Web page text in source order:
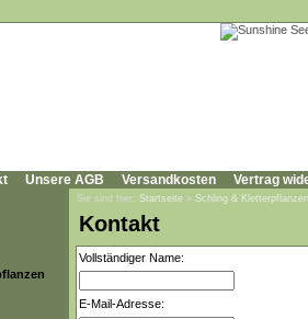
Unsere AGB Versandkosten Vertrag
Sie sind hier: Startseite » Schling & Kletterpflanzen
Kontakt
Vollständiger Name:
E-Mail-Adresse: